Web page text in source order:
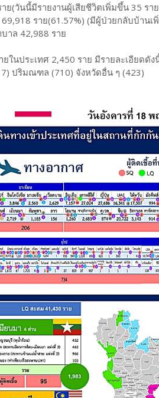
ย(วันนี้มีรายงานผู้เสียชีวิตเพิ่มขึ้น 35 รา
ราย(61.57%) (มีผู้ป่วยกลับบ้านเ
าล 42,988 ราย
ในประเทศ 2,450 ราย มีรายละเอียดดัง
ปริมณฑล (710) จังหวัดอื่น ๆ (423)